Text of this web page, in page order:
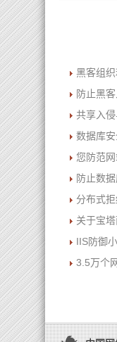
黑客组
防止黑
共享入
数据库
您防范
防止数
分布式
关于宝
IIS防御
3.5万个